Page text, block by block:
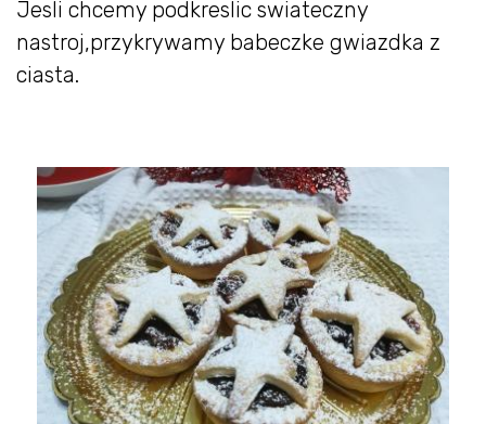
Jesli chcemy podkreslic swiateczny
nastroj,przykrywamy babeczke gwiazdka z
ciasta.